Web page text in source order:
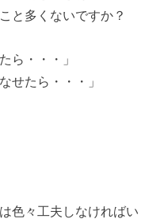
と多くないですか？
ら・・・」
せたら・・・」
色々工夫しなければい